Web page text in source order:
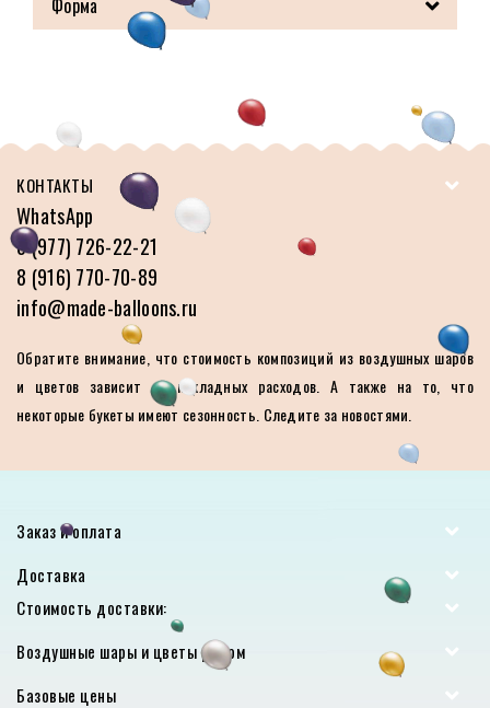
Форма
КОНТАКТЫ
WhatsApp
8 (977) 726-22-21
8 (916) 770-70-89
info@made-balloons.ru
Обратите внимание, что стоимость композиций из воздушных шаров
и цветов зависит от накладных расходов. А также на то, что
некоторые букеты имеют сезонность. Следите за новостями.
Заказ и оплата
Доставка
Стоимость доставки:
Воздушные шары и цветы рядом
Базовые цены